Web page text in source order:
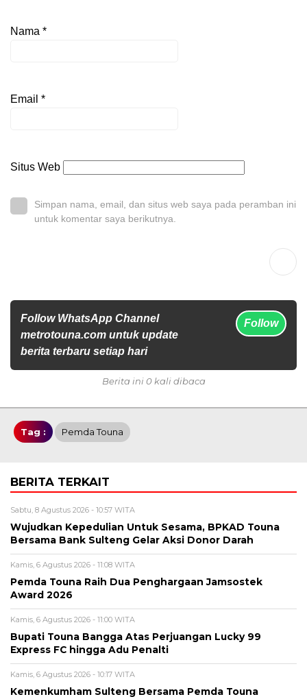
Nama *
Email *
Situs Web
Simpan nama, email, dan situs web saya pada peramban ini
untuk komentar saya berikutnya.
Follow WhatsApp Channel
metrotouna.com untuk update
berita terbaru setiap hari
Follow
Berita ini 0 kali dibaca
Tag : Pemda Touna
BERITA TERKAIT
Sabtu, 8 Agustus 2026 - 10:57 WITA
Wujudkan Kepedulian Untuk Sesama, BPKAD Touna
Bersama Bank Sulteng Gelar Aksi Donor Darah
Kamis, 6 Agustus 2026 - 11:08 WITA
Pemda Touna Raih Dua Penghargaan Jamsostek
Award 2026
Kamis, 6 Agustus 2026 - 11:00 WITA
Bupati Touna Bangga Atas Perjuangan Lucky 99
Express FC hingga Adu Penalti
Kamis, 6 Agustus 2026 - 10:17 WITA
Kemenkumham Sulteng Bersama Pemda Touna